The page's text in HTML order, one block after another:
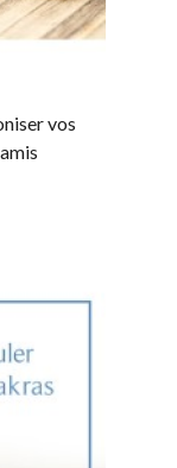
vos